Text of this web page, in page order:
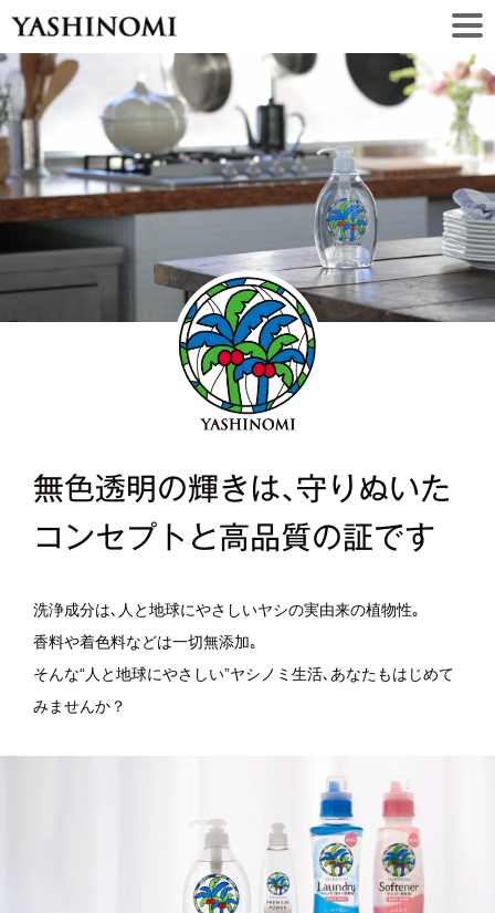
無色透明の輝きは､守りぬいた
コンセプトと高品質の証です
洗浄成分は､人と地球にやさしいヤシの実由来の植物性｡
香料や着色料などは一切無添加｡
そんな“人と地球にやさしい”ヤシノミ生活､あなたもはじめて
みませんか？